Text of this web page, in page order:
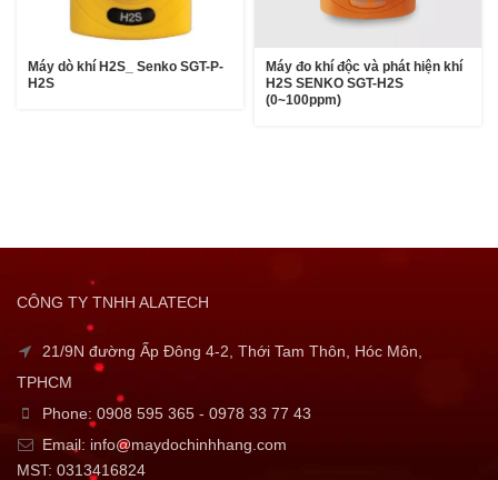
Máy dò khí H2S_ Senko SGT-P-
H2S
Máy đo khí độc và phát hiện khí
H2S SENKO SGT-H2S
(0~100ppm)
CÔNG TY TNHH ALATECH
21/9N đường Ấp Đông 4-2, Thới Tam Thôn, Hóc Môn,
TPHCM
Phone: 0908 595 365 - 0978 33 77 43
Email: info@maydochinhhang.com
MST: 0313416824